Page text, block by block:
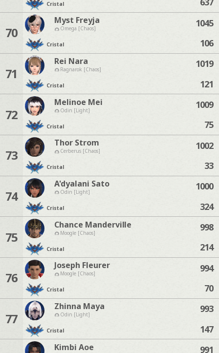
Cristal
70
Myst Freyja
Omega [Chaos]
Cristal
1045
106
71
Rei Nara
Ragnarok [Chaos]
Cristal
1019
121
72
Melinoe Mei
Odin [Light]
Cristal
1009
75
73
Thor Strom
Cerberus [Chaos]
Cristal
1002
33
74
A'dyalani Sato
Odin [Light]
Cristal
1000
324
75
Chance Manderville
Moogle [Chaos]
Cristal
998
214
76
Joseph Fleurer
Moogle [Chaos]
Cristal
994
70
77
Zhinna Maya
Odin [Light]
Cristal
993
147
Kimbi Aoe 991